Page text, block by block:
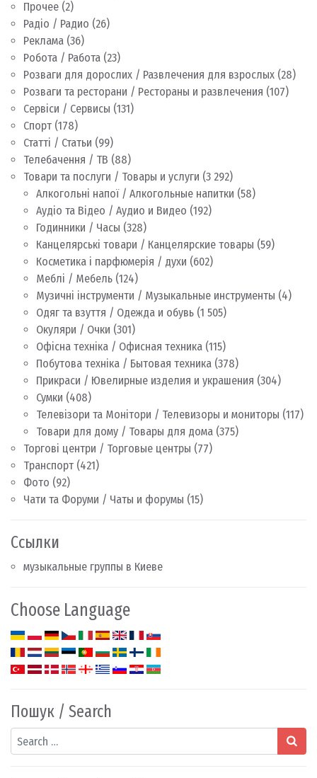
Прочее (2)
Радіо / Радио (26)
Реклама (36)
Робота / Работа (23)
Розваги для дорослих / Развлечения для взрослых (28)
Розваги та ресторани / Рестораны и развлечения (107)
Сервіси / Сервисы (131)
Спорт (178)
Статті / Статьи (99)
Телебачення / ТВ (88)
Товари та послуги / Товары и услуги (3 292)
Алкогольні напої / Алкогольные напитки (58)
Аудіо та Відео / Аудио и Видео (192)
Годинники / Часы (328)
Канцелярські товари / Канцелярские товары (59)
Косметика і парфюмерія / духи (602)
Меблі / Мебель (124)
Музичні інструменти / Музыкальные инструменты (4)
Одяг та взуття / Одежда и обувь (1 505)
Окуляри / Очки (301)
Офісна техніка / Офисная техника (115)
Побутова техніка / Бытовая техника (378)
Прикраси / Ювелирные изделия и украшения (304)
Сумки (408)
Телевізори та Монітори / Телевизоры и мониторы (117)
Товари для дому / Товары для дома (375)
Торгові центри / Торговые центры (77)
Транспорт (421)
Фото (92)
Чати та Форуми / Чаты и форумы (15)
Ссылки
музыкальные группы в Киеве
Choose Language
Пошук / Search
Search